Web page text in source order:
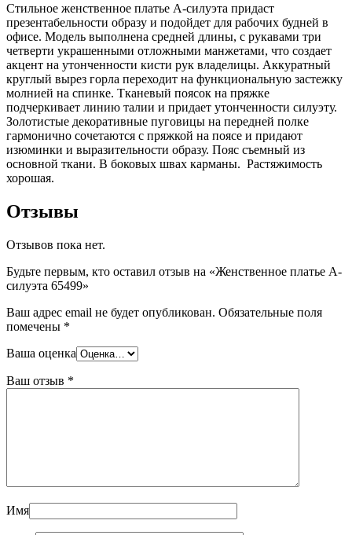
Стильное женственное платье А-силуэта придаст
презентабельности образу и подойдет для рабочих будней в
офисе. Модель выполнена средней длины, с рукавами три
четверти украшенными отложными манжетами, что создает
акцент на утонченности кисти рук владелицы. Аккуратный
круглый вырез горла переходит на функциональную застежку
молнией на спинке. Тканевый поясок на пряжке
подчеркивает линию талии и придает утонченности силуэту.
Золотистые декоративные пуговицы на передней полке
гармонично сочетаются с пряжкой на поясе и придают
изюминки и выразительности образу. Пояс съемный из
основной ткани. В боковых швах карманы. Растяжимость
хорошая.
Отзывы
Отзывов пока нет.
Будьте первым, кто оставил отзыв на «Женственное платье А-
силуэта 65499»
Ваш адрес email не будет опубликован. Обязательные поля
помечены *
Ваша оценка
Ваш отзыв *
Имя